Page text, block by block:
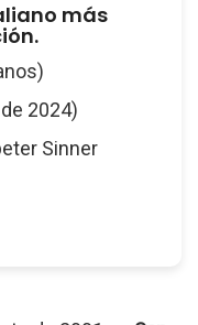
más
2024)
Sinner